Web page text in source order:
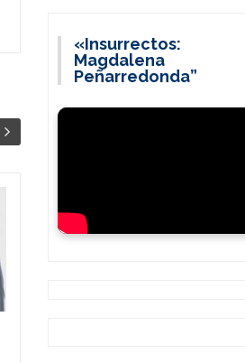
reafirma su
«Insurrectos:
Magdalena
Peñarredonda”